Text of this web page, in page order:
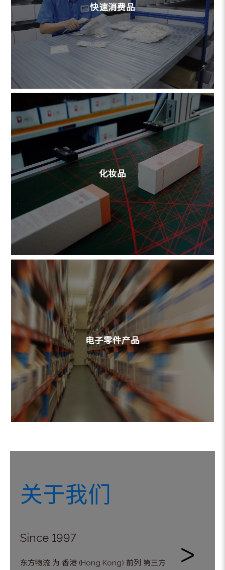
快速消费品
化妆品
电子零件产品
关于我们
Since 1997
东方物流 为 香港 (Hong Kong) 前列 第三方
ᐳ